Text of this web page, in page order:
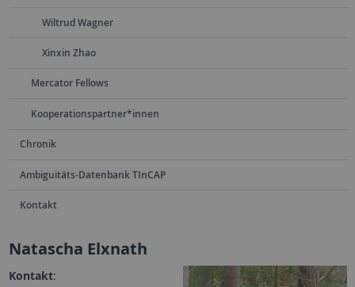
Wiltrud Wagner
Xinxin Zhao
Mercator Fellows
Kooperationspartner*innen
Chronik
Ambiguitäts-Datenbank TInCAP
Kontakt
Natascha Elxnath
Kontakt: